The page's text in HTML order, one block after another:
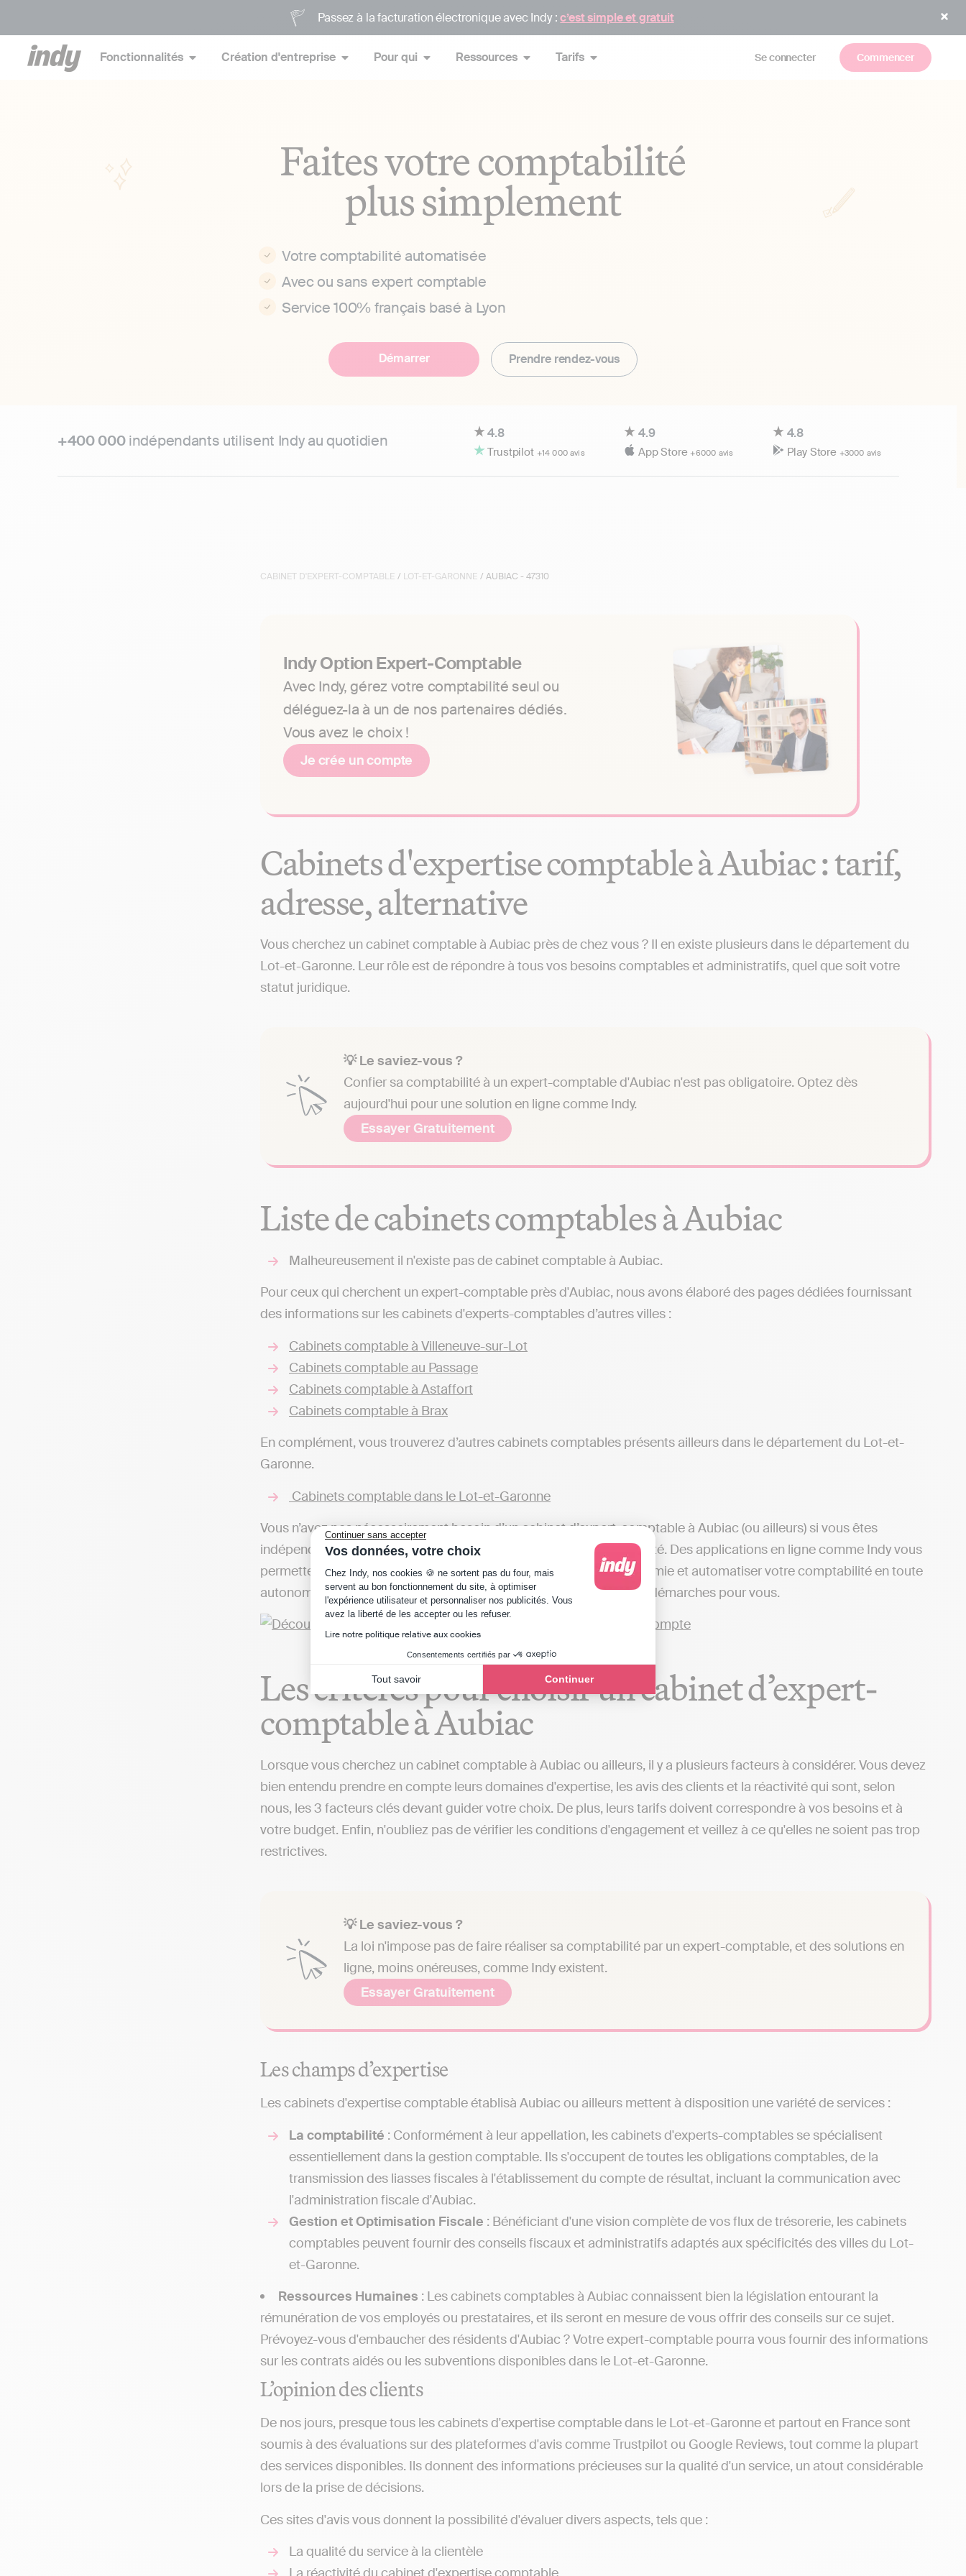
Continuer sans accepter
Vos données, votre choix
Plateforme de Gestion du Consentement : Personnalisez vos Options
Chez Indy, nos cookies 🍪 ne sortent pas du four, mais
servent au bon fonctionnement du site, à optimiser
l'expérience utilisateur et personnaliser nos publicités. Vous
avez la liberté de les accepter ou les refuser.
Lire notre politique relative aux cookies
Consentements certifiés par
Tout savoir Continuer
Axeptio consent
Passez à la facturation électronique avec Indy :c’est simple et gratuit
Fonctionnalités Création d'entreprise Pour qui Ressources Tarifs Se connecter Commencer
Faites votre comptabilité
plus simplement
Votre comptabilité automatisée
Avec ou sans expert comptable
Service 100% français basé à Lyon
Démarrer Prendre rendez-vous
+400 000indépendants utilisent Indy au quotidien 4.8
Trustpilot +14 000 avis
4.9
App Store+6000 avis
4.8
Play Store +3000 avis
CABINET D'EXPERT-COMPTABLE / LOT-ET-GARONNE / AUBIAC - 47310
Indy Option Expert-Comptable
Avec Indy, gérez votre comptabilité seul ou
déléguez-la à un de nos partenaires dédiés.
Vous avez le choix !
Je crée un compte
Cabinets d'expertise comptable à Aubiac : tarif,
adresse, alternative
Vous cherchez un cabinet comptable à Aubiac près de chez vous ? Il en existe plusieurs dans le département du
Lot-et-Garonne. Leur rôle est de répondre à tous vos besoins comptables et administratifs, quel que soit votre
statut juridique.
💡 Le saviez-vous ?
Confier sa comptabilité à un expert-comptable d'Aubiac n'est pas obligatoire. Optez dès
aujourd'hui pour une solution en ligne comme Indy.
Essayer Gratuitement
Liste de cabinets comptables à Aubiac
Malheureusement il n'existe pas de cabinet comptable à Aubiac.
Pour ceux qui cherchent un expert-comptable près d'Aubiac, nous avons élaboré des pages dédiées fournissant
des informations sur les cabinets d'experts-comptables d’autres villes :
Cabinets comptable à Villeneuve-sur-Lot
Cabinets comptable au Passage
Cabinets comptable à Astaffort
Cabinets comptable à Brax
En complément, vous trouverez d’autres cabinets comptables présents ailleurs dans le département du Lot-et-
Garonne.
Cabinets comptable dans le Lot-et-Garonne
Vous n’avez pas nécessairement besoin d’un cabinet d’expert-comptable à Aubiac (ou ailleurs) si vous êtes
indépendant. Il est tout à fait légal de gérer soi-même sa comptabilité. Des applications en ligne comme Indy vous
permettent de transmettre les déclarations fiscales en toute autonomie et automatiser votre comptabilité en toute
autonomie, à l’inverse des cabinets comptables qui réaliseront ces démarches pour vous.
Les critères pour choisir un cabinet d’expert-
comptable à Aubiac
Lorsque vous cherchez un cabinet comptable à Aubiac ou ailleurs, il y a plusieurs facteurs à considérer. Vous devez
bien entendu prendre en compte leurs domaines d'expertise, les avis des clients et la réactivité qui sont, selon
nous, les 3 facteurs clés devant guider votre choix. De plus, leurs tarifs doivent correspondre à vos besoins et à
votre budget. Enfin, n'oubliez pas de vérifier les conditions d'engagement et veillez à ce qu'elles ne soient pas trop
restrictives.
💡 Le saviez-vous ?
La loi n'impose pas de faire réaliser sa comptabilité par un expert-comptable, et des solutions en
ligne, moins onéreuses, comme Indy existent.
Essayer Gratuitement
Les champs d’expertise
Les cabinets d'expertise comptable établisà Aubiac ou ailleurs mettent à disposition une variété de services :
La comptabilité : Conformément à leur appellation, les cabinets d'experts-comptables se spécialisent
essentiellement dans la gestion comptable. Ils s'occupent de toutes les obligations comptables, de la
transmission des liasses fiscales à l'établissement du compte de résultat, incluant la communication avec
l'administration fiscale d'Aubiac.
Gestion et Optimisation Fiscale : Bénéficiant d'une vision complète de vos flux de trésorerie, les cabinets
comptables peuvent fournir des conseils fiscaux et administratifs adaptés aux spécificités des villes du Lot-
et-Garonne.
Ressources Humaines : Les cabinets comptables à Aubiac connaissent bien la législation entourant la
rémunération de vos employés ou prestataires, et ils seront en mesure de vous offrir des conseils sur ce sujet.
Prévoyez-vous d'embaucher des résidents d'Aubiac ? Votre expert-comptable pourra vous fournir des informations
sur les contrats aidés ou les subventions disponibles dans le Lot-et-Garonne.
L’opinion des clients
De nos jours, presque tous les cabinets d'expertise comptable dans le Lot-et-Garonne et partout en France sont
soumis à des évaluations sur des plateformes d'avis comme Trustpilot ou Google Reviews, tout comme la plupart
des services disponibles. Ils donnent des informations précieuses sur la qualité d'un service, un atout considérable
lors de la prise de décisions.
Ces sites d'avis vous donnent la possibilité d'évaluer divers aspects, tels que :
La qualité du service à la clientèle